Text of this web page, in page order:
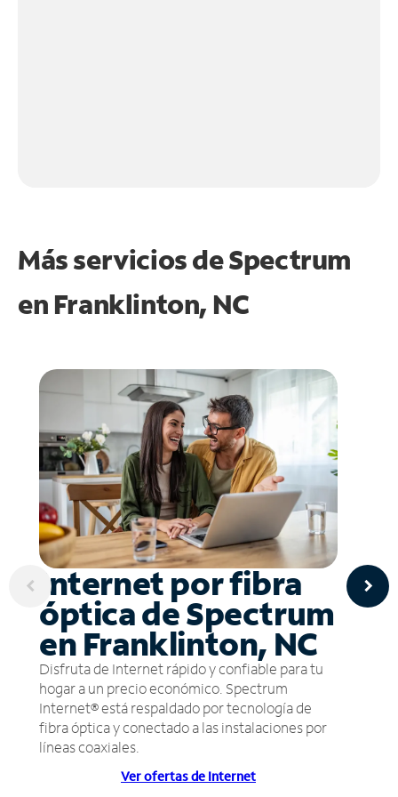
Más servicios de Spectrum
en Franklinton, NC
Internet por fibra
óptica de Spectrum
en Franklinton, NC
Disfruta de Internet rápido y confiable para tu
hogar a un precio económico. Spectrum
Internet® está respaldado por tecnología de
fibra óptica y conectado a las instalaciones por
líneas coaxiales.
Ver ofertas de Internet